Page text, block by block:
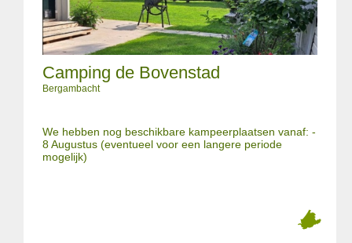
Camping de Bovenstad
Bergambacht
We hebben nog beschikbare kampeerplaatsen vanaf: -
8 Augustus (eventueel voor een langere periode
mogelijk)